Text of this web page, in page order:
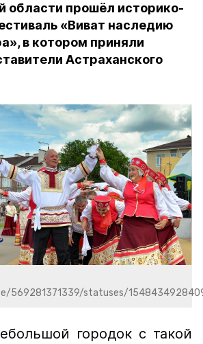
области прошёл историко-
«Виват наследию
в котором приняли
Астраханского
569281371339/statuses/
городок с такой